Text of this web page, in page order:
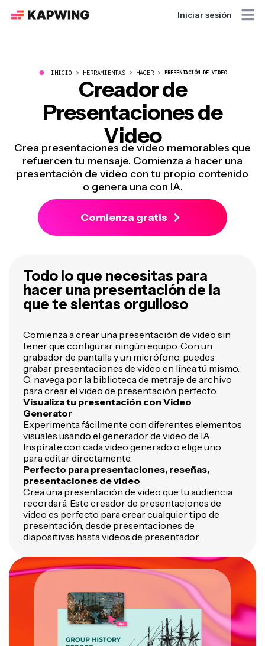
Iniciar sesión
● INICIO HERRAMIENTAS HACER PRESENTACIÓN DE VIDEO
Creador de
Presentaciones de
Video
Crea presentaciones de video memorables que
refuercen tu mensaje. Comienza a hacer una
presentación de video con tu propio contenido
o genera una con IA.
Comienza gratis
Todo lo que necesitas para
hacer una presentación de la
que te sientas orgulloso
Comienza a crear una presentación de video sin
tener que configurar ningún equipo. Con un
grabador de pantalla y un micrófono, puedes
grabar presentaciones de video en línea tú mismo.
O, navega por la biblioteca de metraje de archivo
para crear el video de presentación perfecto.
Visualiza tu presentación con Video
Generator
Experimenta fácilmente con diferentes elementos
visuales usando el generador de video de IA.
Inspírate con cada video generado o elige uno
para editar directamente.
Perfecto para presentaciones, reseñas,
presentaciones de video
Crea una presentación de video que tu audiencia
recordará. Este creador de presentaciones de
video es perfecto para crear cualquier tipo de
presentación, desde presentaciones de
diapositivas hasta videos de presentador.